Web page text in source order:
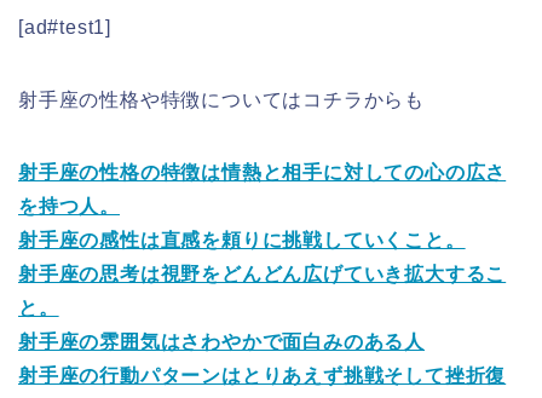
[ad#test1]
射手座の性格や特徴についてはコチラからも
射手座の性格の特徴は情熱と相手に対しての心の広さ
を持つ人。
射手座の感性は直感を頼りに挑戦していくこと。
射手座の思考は視野をどんどん広げていき拡大するこ
と。
射手座の雰囲気はさわやかで面白みのある人
射手座の行動パターンはとりあえず挑戦そして挫折復